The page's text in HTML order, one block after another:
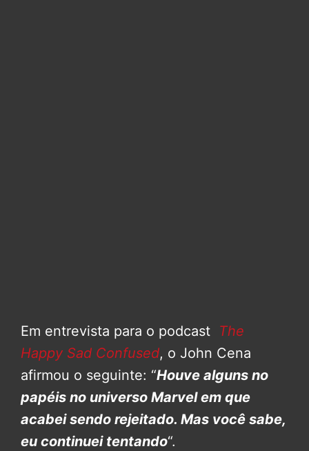
Em entrevista para o podcast The
Happy Sad Confused, o John Cena
afirmou o seguinte: “Houve alguns no
papéis no universo Marvel em que
acabei sendo rejeitado. Mas você sabe,
eu continuei tentando“.